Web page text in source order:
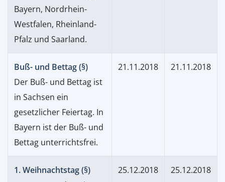
Bayern, Nordrhein-
Westfalen, Rheinland-
Pfalz und Saarland.
Buß- und Bettag (§)
Der Buß- und Bettag ist
in Sachsen ein
gesetzlicher Feiertag. In
Bayern ist der Buß- und
Bettag unterrichtsfrei.
21.11.2018 21.11.2018
1. Weihnachtstag (§)
25.12.2018 25.12.2018